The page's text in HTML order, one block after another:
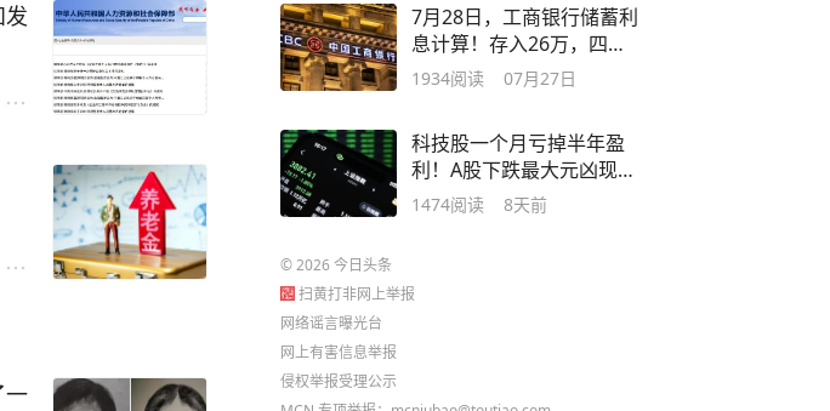
么有钱人的这条资
一
7月28日，工商银行储蓄利
息计算！存入26万，四年
后拿多少利息？
1934阅读 07月27日
科技股一个月亏掉半年盈
利！A股下跌最大元凶现
身：看别人脸色？
1474阅读 8天前
©2026今日头条
扫黄打非网上举报
网络谣言曝光台
网上有害信息举报
侵权举报受理公示